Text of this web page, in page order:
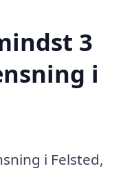
3
i
i Felsted,